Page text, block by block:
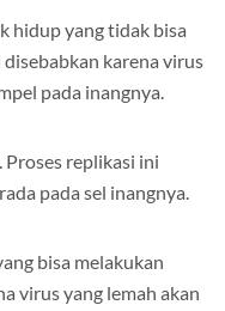
hidup yang tidak bisa
karena virus
pada inangnya.
replikasi ini
pada sel inangnya.
bisa melakukan
virus yang lemah akan